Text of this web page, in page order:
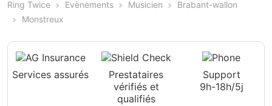
Ring Twice Evènements Musicien
Brabant-wallon
Monstreux
Services assurés
Prestataires
vérifiés et
qualifiés
Support
9h-18h/5j